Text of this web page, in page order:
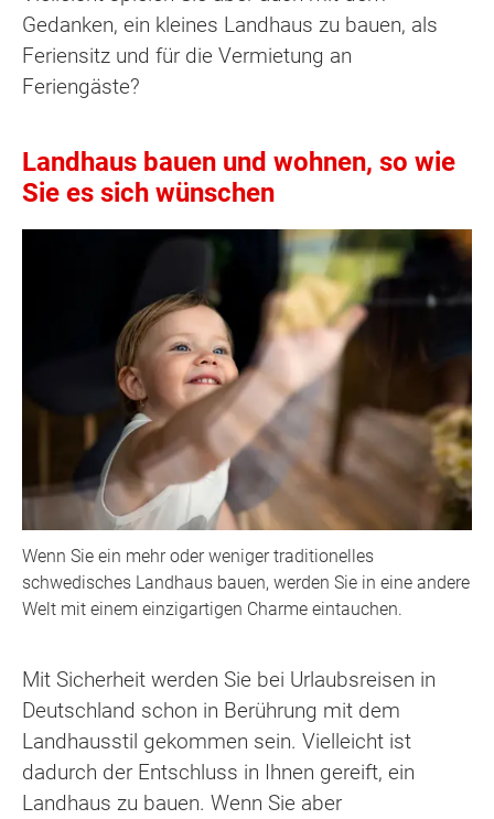
Gedanken, ein kleines Landhaus zu bauen, als
Feriensitz und für die Vermietung an
Feriengäste?
Landhaus bauen und wohnen, so wie
Sie es sich wünschen
Wenn Sie ein mehr oder weniger traditionelles
schwedisches Landhaus bauen, werden Sie in eine andere
Welt mit einem einzigartigen Charme eintauchen.
Mit Sicherheit werden Sie bei Urlaubsreisen in
Deutschland schon in Berührung mit dem
Landhausstil gekommen sein. Vielleicht ist
dadurch der Entschluss in Ihnen gereift, ein
Landhaus zu bauen. Wenn Sie aber